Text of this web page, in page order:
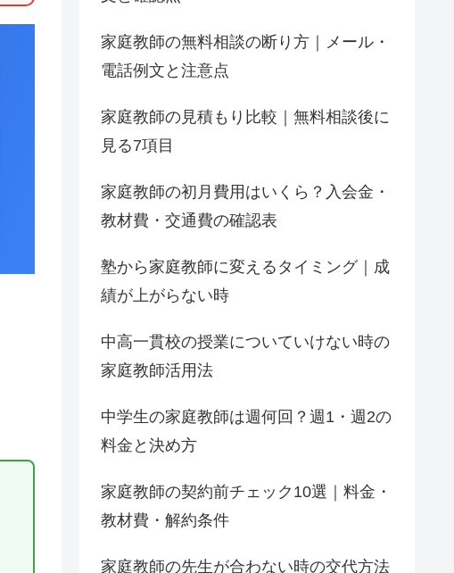
家庭教師の無料相談の断り方｜メール・
電話例文と注意点
家庭教師の見積もり比較｜無料相談後に
見る7項目
家庭教師の初月費用はいくら？入会金・
教材費・交通費の確認表
塾から家庭教師に変えるタイミング｜成
績が上がらない時
中高一貫校の授業についていけない時の
家庭教師活用法
中学生の家庭教師は週何回？週1・週2の
料金と決め方
家庭教師の契約前チェック10選｜料金・
教材費・解約条件
家庭教師の先生が合わない時の交代方法